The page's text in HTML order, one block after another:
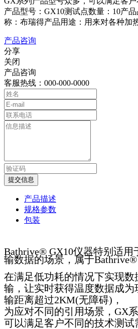
产品型号：GX10测试点数量：10产
称：布瑞得产品用途：用来对各种加
产品咨询
分享
关闭
产品咨询
客服热线：000-000-0000
提交信息
产品描述
规格参数
包装
Bathrive® GX10仪器特别适用
输数据的场景，属于
在满足低功耗的情况下实现数
输，让实时获得温度数据成
输距离超过2KM(无障碍)，
为应对不同的引用场景，GX
可以满足客户不同的技术测试